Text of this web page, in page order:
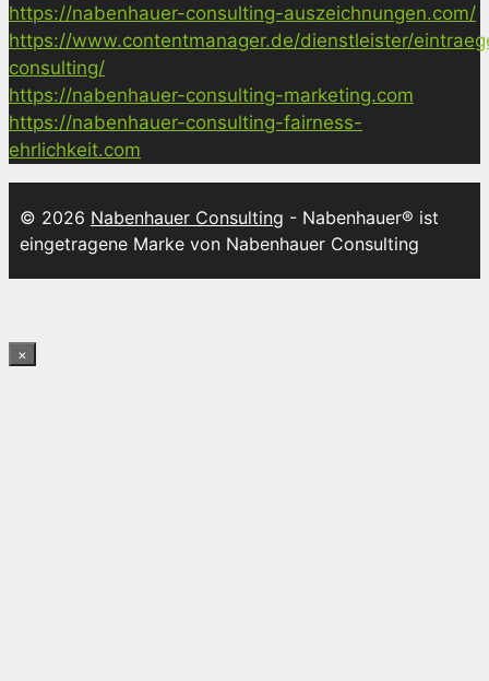
https://nabenhauer-consulting-auszeichnungen.com/
https://www.contentmanager.de/dienstleister/
consulting/
https://nabenhauer-consulting-marketing.com
https://nabenhauer-consulting-fairness-
ehrlichkeit.com
© 2026 Nabenhauer Consulting - Nabenhauer® ist
eingetragene Marke von Nabenhauer Consulting
×